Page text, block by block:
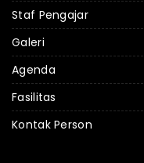
Staf Pengajar
Galeri
Agenda
Fasilitas
Kontak Person